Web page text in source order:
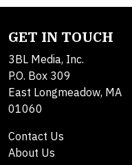
GET IN TOUCH
3BL Media, Inc.
P.O. Box 309
East Longmeadow, MA
01060
Contact Us
About Us